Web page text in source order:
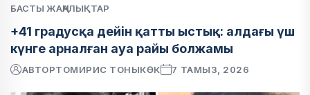
БАСТЫ ЖАҢАЛЫҚТАР
+41 градусқа дейін қатты ыстық: алдағы үш
күнге арналған ауа райы болжамы
АВТОРТОМИРИС ТОНЫКӨК 7 ТАМЫЗ, 2026